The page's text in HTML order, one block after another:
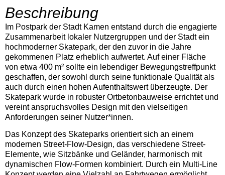
Beschreibung
Im Postpark der Stadt Kamen entstand durch die engagierte
Zusammenarbeit lokaler Nutzergruppen und der Stadt ein
hochmoderner Skatepark, der den zuvor in die Jahre
gekommenen Platz erheblich aufwertet. Auf einer Fläche
von etwa 400 m² sollte ein lebendiger Bewegungstreffpunkt
geschaffen, der sowohl durch seine funktionale Qualität als
auch durch einen hohen Aufenthaltswert überzeugte. Der
Skatepark wurde in robuster Ortbetonbauweise errichtet und
vereint anspruchsvolles Design mit den vielseitigen
Anforderungen seiner Nutzer*innen.
Das Konzept des Skateparks orientiert sich an einem
modernen Street-Flow-Design, das verschiedene Street-
Elemente, wie Sitzbänke und Geländer, harmonisch mit
dynamischen Flow-Formen kombiniert. Durch ein Multi-Line